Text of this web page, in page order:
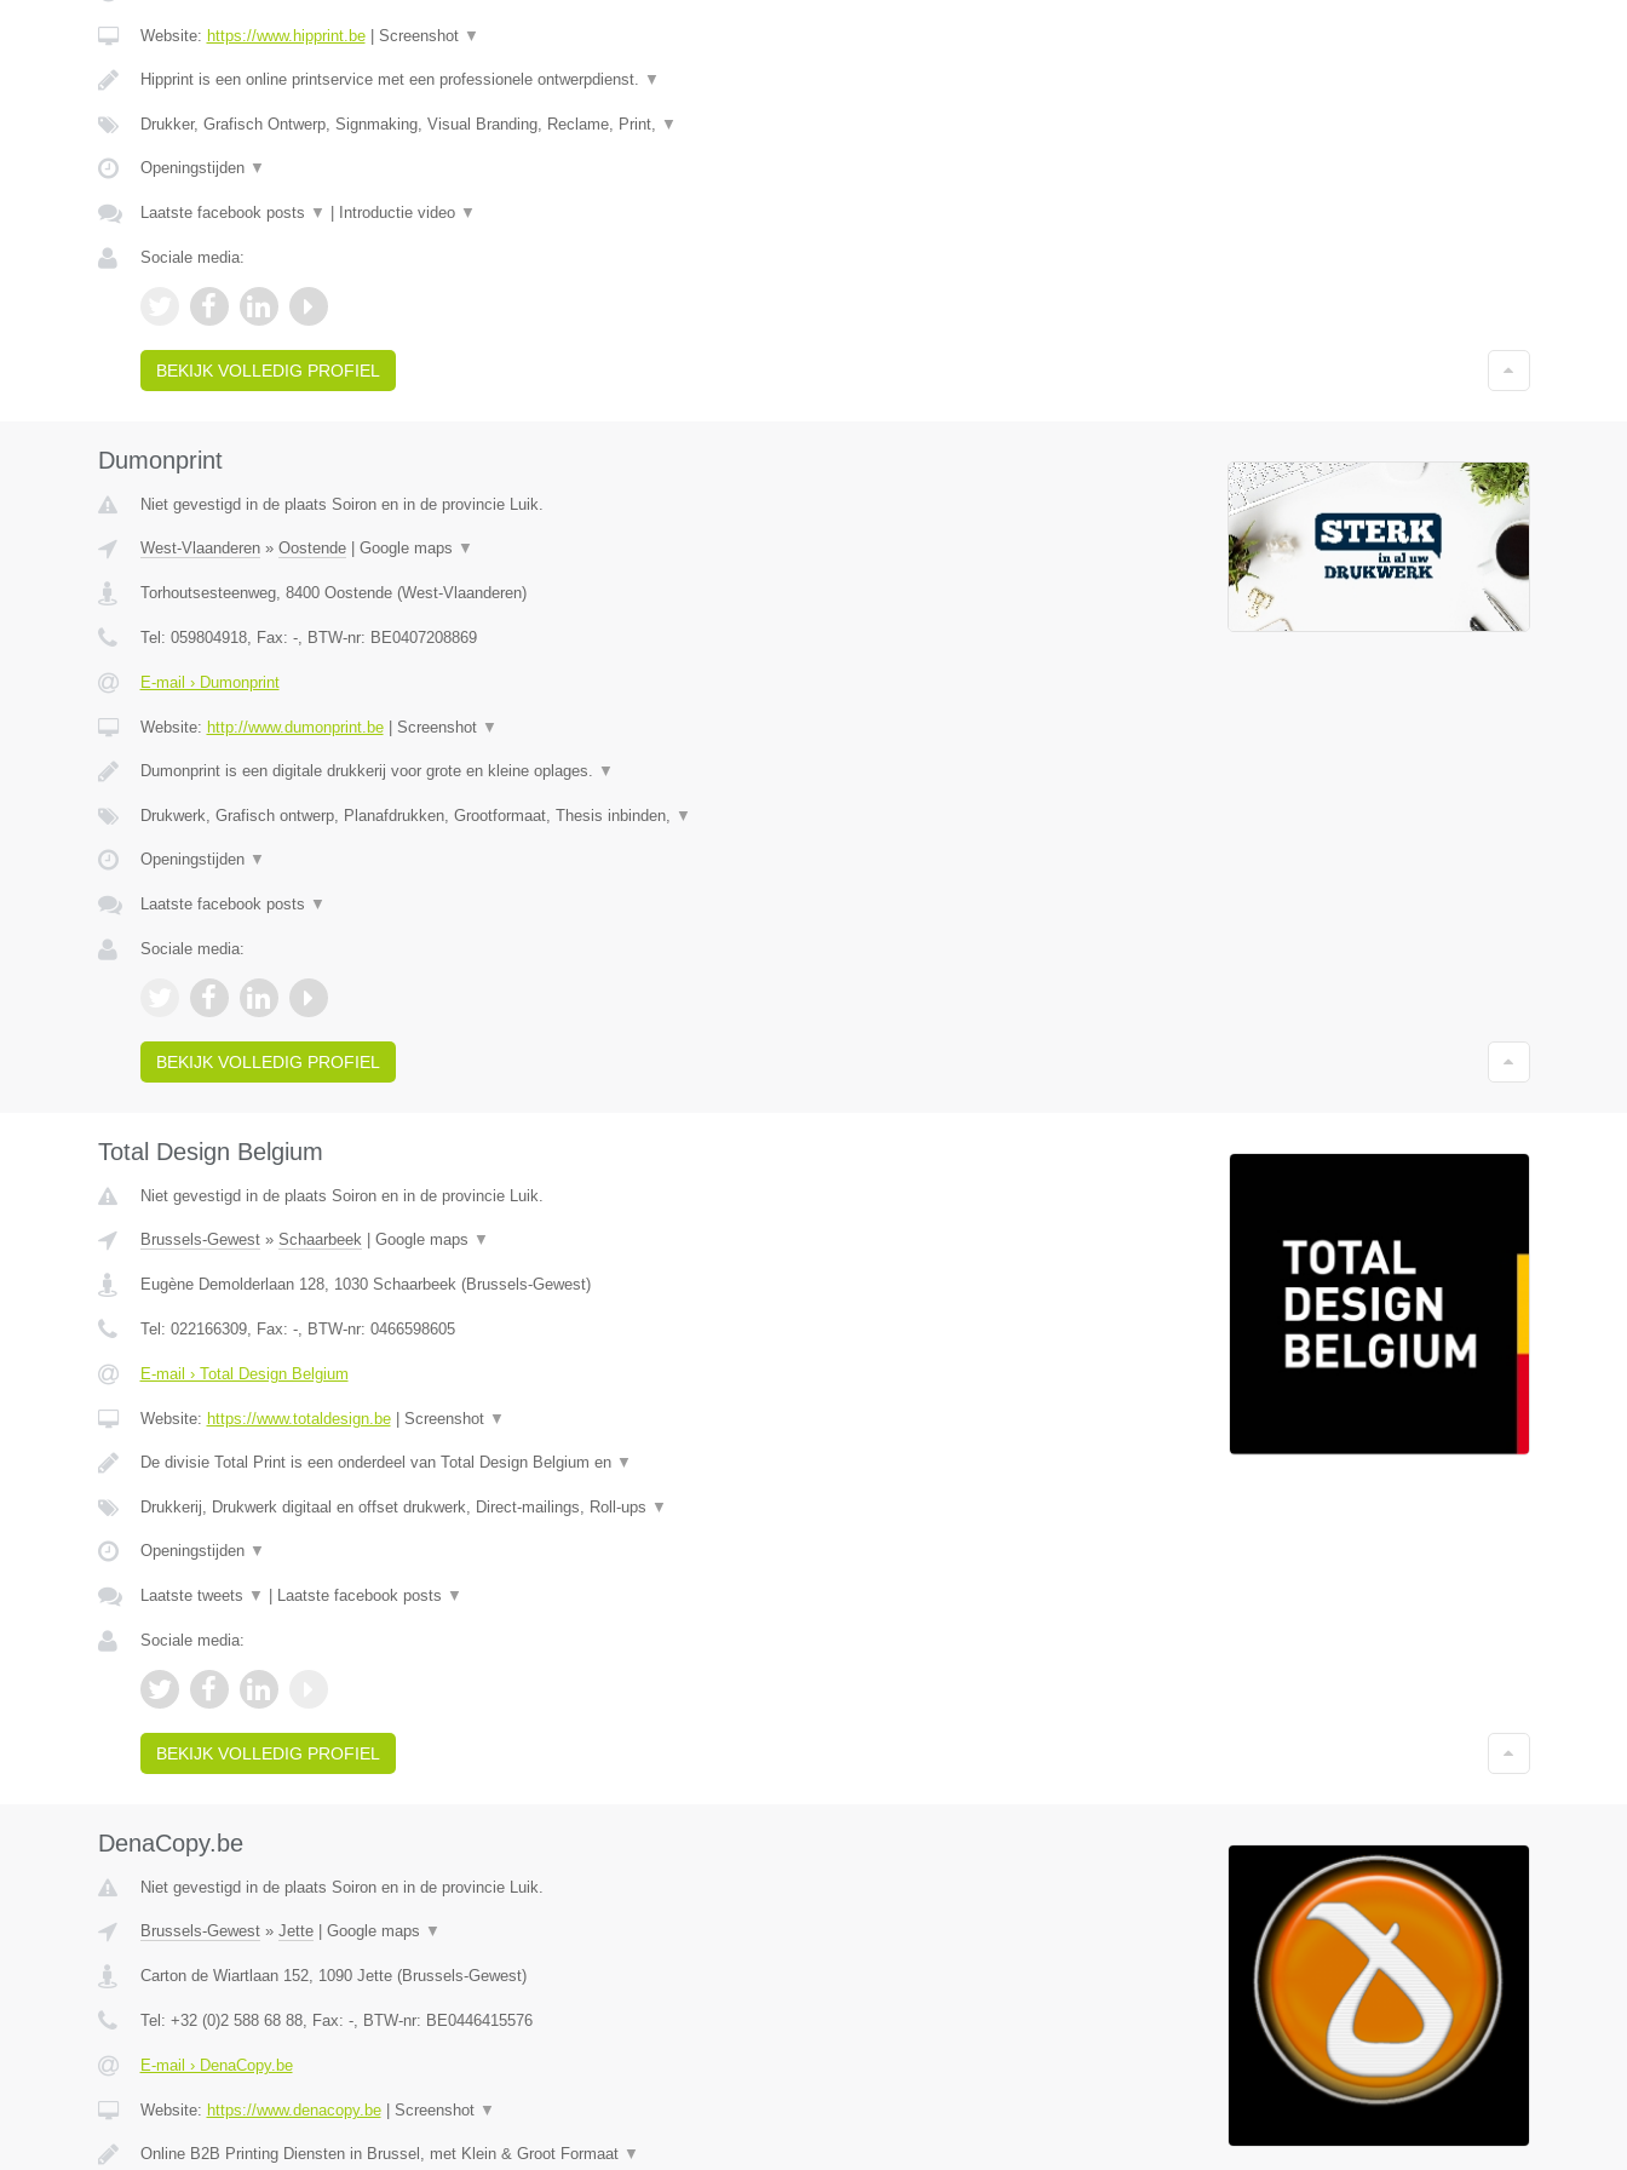
Website: https://www.hipprint.be| Screenshot ▼
Hipprint is een online printservice met een professionele ontwerpdienst. ▼
Drukker, Grafisch Ontwerp, Signmaking, Visual Branding, Reclame, Print, ▼
Openingstijden ▼
Laatste facebook posts ▼ Introductie video ▼
Sociale media:
BEKIJK VOLLEDIG PROFIEL
Dumonprint
Niet gevestigd in de plaats Soiron en in de provincie Luik.
West-Vlaanderen» Oostende| Google maps ▼
Torhoutsesteenweg, 8400 Oostende(West-Vlaanderen)
Tel: 059804918, Fax: -, BTW-nr: BE0407208869
E-mail › Dumonprint
Website: http://www.dumonprint.be| Screenshot ▼
Dumonprint is een digitale drukkerij voor grote en kleine oplages. ▼
Drukwerk, Grafisch ontwerp, Planafdrukken, Grootformaat, Thesis inbinden, ▼
Openingstijden ▼
Laatste facebook posts ▼
Sociale media:
BEKIJK VOLLEDIG PROFIEL
Total Design Belgium
Niet gevestigd in de plaats Soiron en in de provincie Luik.
Brussels-Gewest» Schaarbeek| Google maps ▼
Eugène Demolderlaan 128, 1030 Schaarbeek(Brussels-Gewest)
Tel: 022166309, Fax: -, BTW-nr: 0466598605
E-mail › Total Design Belgium
Website: https://www.totaldesign.be| Screenshot ▼
De divisie Total Print is een onderdeel van Total Design Belgium en ▼
Drukkerij, Drukwerk digitaal en offset drukwerk, Direct-mailings, Roll-ups ▼
Openingstijden ▼
Laatste tweets ▼ Laatste facebook posts ▼
Sociale media:
BEKIJK VOLLEDIG PROFIEL
DenaCopy.be
Niet gevestigd in de plaats Soiron en in de provincie Luik.
Brussels-Gewest» Jette| Google maps ▼
Carton de Wiartlaan 152, 1090 Jette(Brussels-Gewest)
Tel: +32 (0)2 588 68 88, Fax: -, BTW-nr: BE0446415576
E-mail › DenaCopy.be
Website: https://www.denacopy.be| Screenshot ▼
Online B2B Printing Diensten in Brussel, met Klein & Groot Formaat ▼